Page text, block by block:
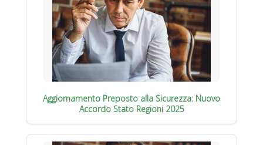
Aggiornamento Preposto alla Sicurezza: Nuovo
Accordo Stato Regioni 2025